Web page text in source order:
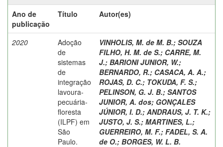
Ano de
publicação
Título Autor(es)
2020
Adoção
de
sistemas
de
integração
lavoura-
pecuária-
floresta
(ILPF) em
São
Paulo.
VINHOLIS, M. de M. B.; SOUZA
FILHO, H. M. de S.; CARRE, M.
J.; BARIONI JUNIOR, W.;
BERNARDO, R.; CASACA, A. A.;
ROJAS, D. C.; TOKUDA, F. S.;
PELINSON, G. J. B.; SANTOS
JUNIOR, A. dos; GONÇALES
JÚNIOR, I. D.; ANDRAUS, J. T. K.;
JUSTO, J. S.; MARTINES, L.;
GUERREIRO, M. F.; FADEL, S. A.
de O.; BORGES, W. L. B.